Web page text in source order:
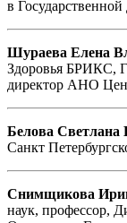
в
Шураева Елена
Здоровья БРИКС,
директор АНО
Белова Светлана
Санкт
Снимщикова
наук, профессор,